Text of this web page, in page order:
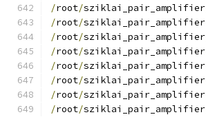
/root/sziklai_pair_amplifier
/root/sziklai_pair_amplifier
/root/sziklai_pair_amplifier
/root/sziklai_pair_amplifier
/root/sziklai_pair_amplifier
/root/sziklai_pair_amplifier
/root/sziklai_pair_amplifier
/root/sziklai_pair_amplifier